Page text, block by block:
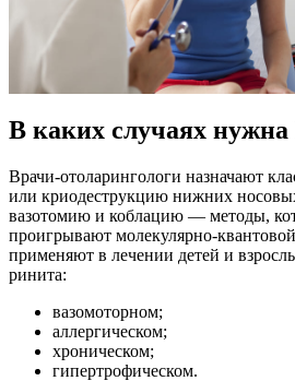
В каких случаях
Врачи-отоларингологи назначают
или криодеструкцию нижних
вазотомию и коблацию — методы,
проигрывают молекулярно-
применяют в лечении детей и
ринита:
вазомоторном;
аллергическом;
хроническом;
гипертрофическом.